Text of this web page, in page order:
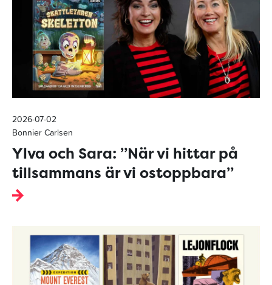
2026-07-02
Bonnier Carlsen
Ylva och Sara: ”När vi hittar på
tillsammans är vi ostoppbara”